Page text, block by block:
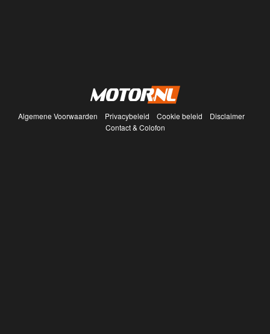
Algemene Voorwaarden Privacybeleid Cookie beleid
Disclaimer
Contact & Colofon